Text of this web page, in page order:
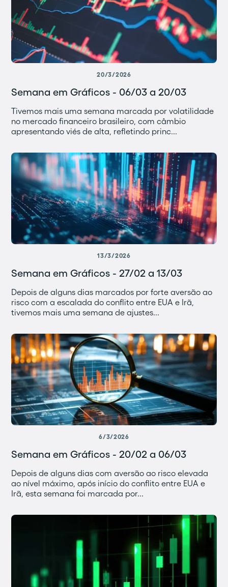
20/3/2026
Semana em Gráficos - 06/03 a 20/03
Tivemos mais uma semana marcada por volatilidade
no mercado financeiro brasileiro, com câmbio
apresentando viés de alta, refletindo princ...
13/3/2026
Semana em Gráficos - 27/02 a 13/03
Depois de alguns dias marcados por forte aversão ao
risco com a escalada do conflito entre EUA e Irã,
tivemos mais uma semana de ajustes...
6/3/2026
Semana em Gráficos - 20/02 a 06/03
Depois de alguns dias com aversão ao risco elevada
ao nível máximo, após início do conflito entre EUA e
Irã, esta semana foi marcada por...